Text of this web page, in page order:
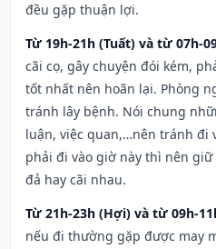
đều gặp thuận lợi.
Từ 19h-21h (Tuất) và từ 07h-
cãi cọ, gây chuyện đói kém,
tốt nhất nên hoãn lại. Phòng
tránh lây bệnh. Nói chung
luận, việc quan,…nên tránh đi
phải đi vào giờ này thì nên
đả hay cãi nhau.
Từ 21h-23h (Hợi) và từ 09h-
nếu đi thường gặp được may